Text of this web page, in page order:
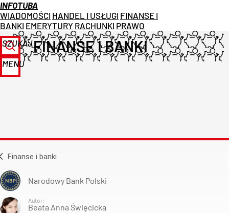
INFOTUBA
WIADOMOŚCI HANDEL I USŁUGI FINANSE I
BANKI EMERYTURY RACHUNKI PRAWO
SZUKAJ
MENU
FINANSE I BANKI
Finanse i banki
Narodowy Bank Polski
Autor:
Beata Anna Święcicka